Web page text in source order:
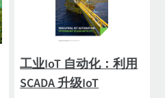
工业IoT 自动化：利用
SCADA 升级IoT